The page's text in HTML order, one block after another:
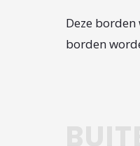
Deze
borden